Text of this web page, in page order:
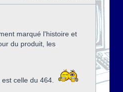
marqué l'histoire et
du produit, les
celle du 464.